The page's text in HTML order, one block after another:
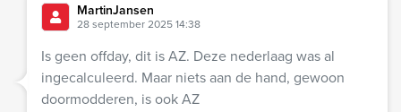
MartinJansen
28 september 2025 14:38
Is geen offday, dit is AZ. Deze nederlaag was al
ingecalculeerd. Maar niets aan de hand, gewoon
doormodderen, is ook AZ